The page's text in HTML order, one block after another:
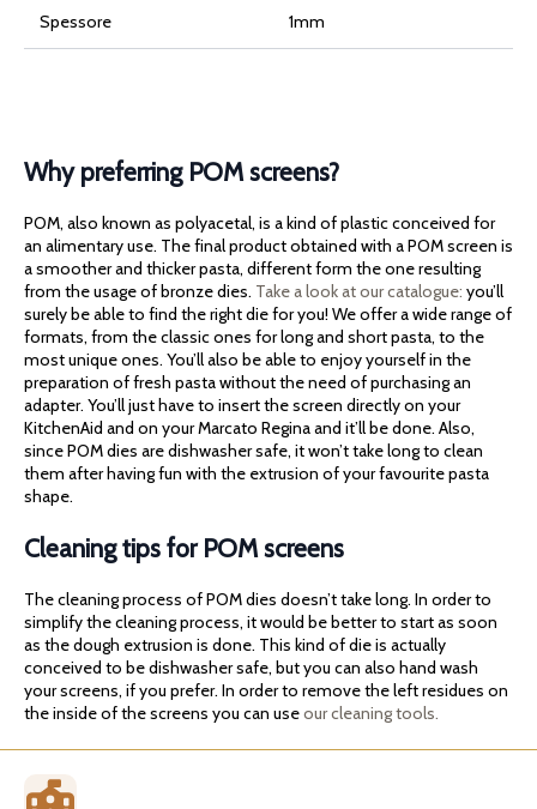
Spessore 1mm
Why preferring POM screens?
POM, also known as polyacetal, is a kind of plastic conceived for
an alimentary use. The final product obtained with a POM screen is
a smoother and thicker pasta, different form the one resulting
from the usage of bronze dies. Take a look at our catalogue: you’ll
surely be able to find the right die for you! We offer a wide range of
formats, from the classic ones for long and short pasta, to the
most unique ones. You’ll also be able to enjoy yourself in the
preparation of fresh pasta without the need of purchasing an
adapter. You’ll just have to insert the screen directly on your
KitchenAid and on your Marcato Regina and it’ll be done. Also,
since POM dies are dishwasher safe, it won’t take long to clean
them after having fun with the extrusion of your favourite pasta
shape.
Cleaning tips for POM screens
The cleaning process of POM dies doesn’t take long. In order to
simplify the cleaning process, it would be better to start as soon
as the dough extrusion is done. This kind of die is actually
conceived to be dishwasher safe, but you can also hand wash
your screens, if you prefer. In order to remove the left residues on
the inside of the screens you can useour cleaning tools.